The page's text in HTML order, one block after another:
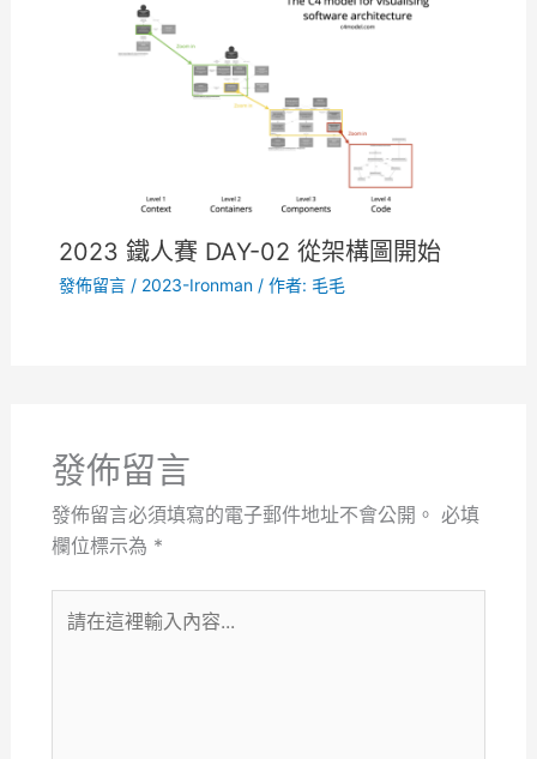
2023 鐵人賽 DAY-02 從架構圖開始
發佈留言 / 2023-Ironman/ 作者: 毛毛
發佈留言
發佈留言必須填寫的電子郵件地址不會公開。 必填
欄位標示為 *
在